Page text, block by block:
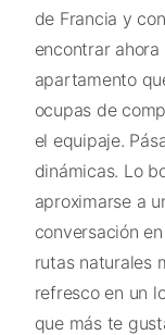
de Francia y
encontrar
apartamento
ocupas de
el equipaje.
dinámicas. Lo
aproximarse a
conversación
rutas naturales
refresco en un
que más te